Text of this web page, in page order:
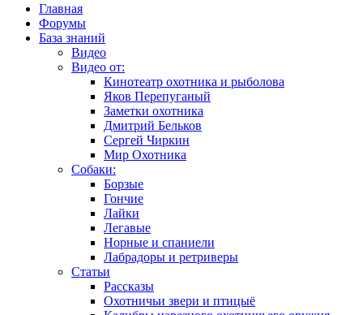
Главная
Форумы
База знаний
Видео
Видео от:
Кинотеатр охотника и рыболова
Яков Перепуганый
Заметки охотника
Дмитрий Бельков
Сергей Чиркин
Мир Охотника
Собаки:
Борзые
Гончие
Лайки
Легавые
Норные и спаниели
Лабрадоры и ретриверы
Статьи
Рассказы
Охотничьи звери и птицыё